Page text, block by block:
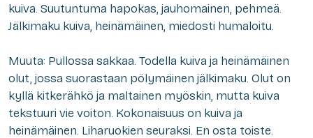
kuiva. Suutuntuma hapokas, jauhomainen, pehmeä.
Jälkimaku kuiva, heinämäinen, miedosti humaloitu.
Muuta: Pullossa sakkaa. Todella kuiva ja heinämäinen
olut, jossa suorastaan pölymäinen jälkimaku. Olut on
kyllä kitkerähkö ja maltainen myöskin, mutta kuiva
tekstuuri vie voiton. Kokonaisuus on kuiva ja
heinämäinen. Liharuokien seuraksi. En osta toiste.